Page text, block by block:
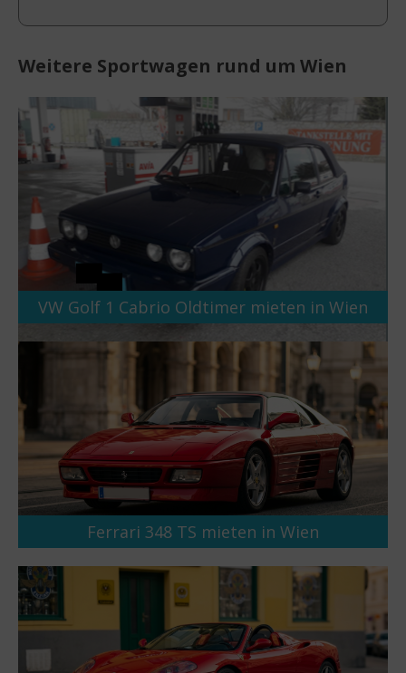
Weitere Sportwagen rund um Wien
VW Golf 1 Cabrio Oldtimer mieten in Wien
Ferrari 348 TS mieten in Wien